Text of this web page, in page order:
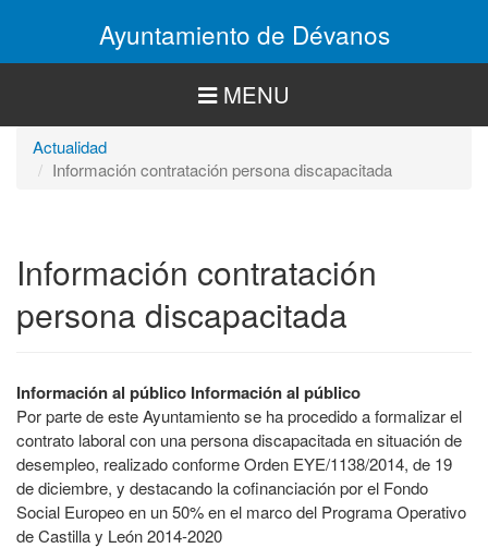
Ayuntamiento de Dévanos
MENU
Actualidad
Información contratación persona discapacitada
Información contratación
persona discapacitada
Información al público Información al público
Por parte de este Ayuntamiento se ha procedido a formalizar el
contrato laboral con una persona discapacitada en situación de
desempleo, realizado conforme Orden EYE/1138/2014, de 19
de diciembre, y destacando la cofinanciación por el Fondo
Social Europeo en un 50% en el marco del Programa Operativo
de Castilla y León 2014-2020